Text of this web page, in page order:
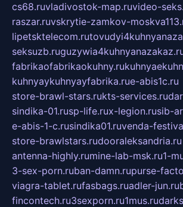
cs68.ruvladivostok-map.ruvideo-
raszar.ruvskrytie-zamkov-
lipetsktelecom.ru
seksuzb.ru
fabrikaofabrikaokuhny.ru
kuhnyaykuhnyayfabrika.rue-abis1c.ru
store-brawl-stars.rukts-services.ru
sindika-01.rusp-life.rux-legion.rusib-
e-abis-1-c.rusindika01.ruvenda-
store-brawlstars.rudooraleksandria.ru
antenna-highly.rumine-lab-msk.ru1-
3-sex-porn.ruban-damn.rupurse-
viagra-tablet.rufasbags.ruadler-jun.ru
fincontech.ru3sexporn.ru1mus.ru